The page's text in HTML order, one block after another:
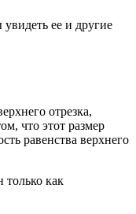
ее и другие
отрезка,
что этот размер
равенства верхнего
только как